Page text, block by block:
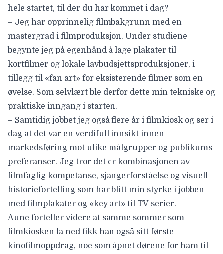
hele startet, til der du har kommet i dag?
– Jeg har opprinnelig filmbakgrunn med en
mastergrad i filmproduksjon. Under studiene
begynte jeg på egenhånd å lage plakater til
kortfilmer og lokale lavbudsjettsproduksjoner, i
tillegg til «fan art» for eksisterende filmer som en
øvelse. Som selvlært ble derfor dette min tekniske og
praktiske inngang i starten.
– Samtidig jobbet jeg også flere år i filmkiosk og ser i
dag at det var en verdifull innsikt innen
markedsføring mot ulike målgrupper og publikums
preferanser. Jeg tror det er kombinasjonen av
filmfaglig kompetanse, sjangerforståelse og visuell
historiefortelling som har blitt min styrke i jobben
med filmplakater og «key art» til TV-serier.
Aune forteller videre at samme sommer som
filmkiosken la ned fikk han også sitt første
kinofilmoppdrag, noe som åpnet dørene for ham til